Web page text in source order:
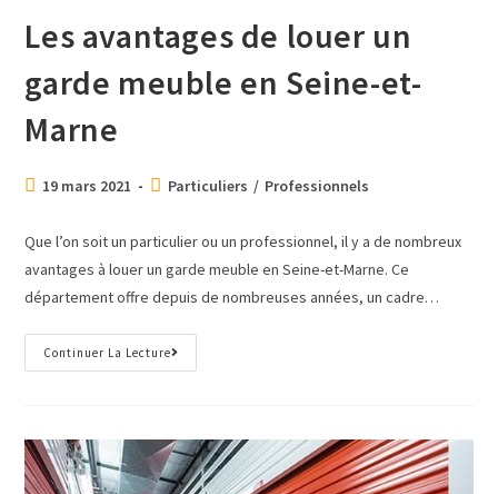
Les avantages de louer un
garde meuble en Seine-et-
Marne
19 mars 2021 Particuliers / Professionnels
Que l’on soit un particulier ou un professionnel, il y a de nombreux
avantages à louer un garde meuble en Seine-et-Marne. Ce
département offre depuis de nombreuses années, un cadre…
Continuer La Lecture